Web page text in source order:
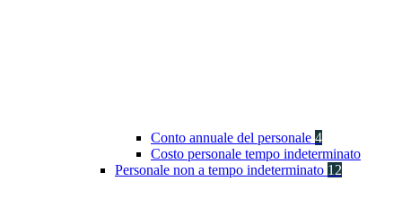
Conto annuale del personale 4
Costo personale tempo indeterminato
Personale non a tempo indeterminato 12